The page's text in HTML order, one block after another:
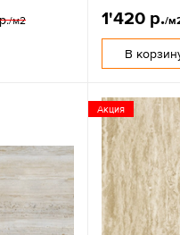
/м2 1'420 р./
В
Акция